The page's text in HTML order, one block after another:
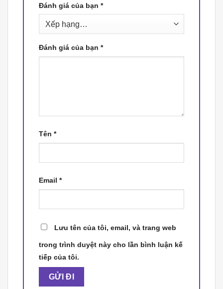
Đánh giá của bạn *
Đánh giá của bạn *
Tên *
Email *
Lưu tên của tôi, email, và trang web
trong trình duyệt này cho lần bình luận kế
tiếp của tôi.